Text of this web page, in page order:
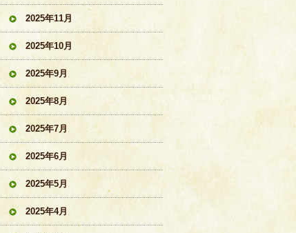
2025年11月
2025年10月
2025年9月
2025年8月
2025年7月
2025年6月
2025年5月
2025年4月